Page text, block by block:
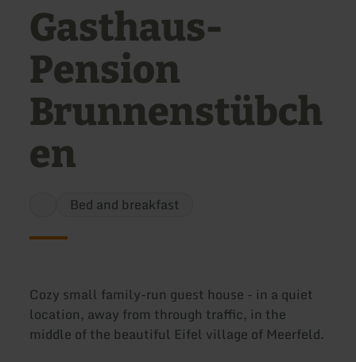
Gasthaus-
Pension
Brunnenstübch
en
Bed and breakfast
Cozy small family-run guest house - in a quiet
location, away from through traffic, in the
middle of the beautiful Eifel village of Meerfeld.